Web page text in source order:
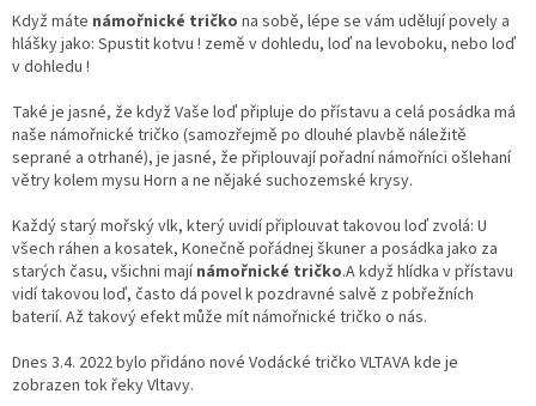
Když máte námořnické tričko na sobě, lépe se vám udělují povely a
hlášky jako: Spustit kotvu ! země v dohledu, loď na levoboku, nebo loď
v dohledu !
Také je jasné, že když Vaše loď připluje do přístavu a celá posádka má
naše námořnické tričko (samozřejmě po dlouhé plavbě náležitě
seprané a otrhané), je jasné, že připlouvají pořadní námořníci ošlehaní
větry kolem mysu Horn a ne nějaké suchozemské krysy.
Každý starý mořský vlk, který uvidí připlouvat takovou loď zvolá: U
všech ráhen a kosatek, Konečně pořádnej škuner a posádka jako za
starých času, všichni mají námořnické tričko.A když hlídka v přístavu
vidí takovou loď, často dá povel k pozdravné salvě z pobřežních
baterií. Až takový efekt může mít námořnické tričko o nás.
Dnes 3.4. 2022 bylo přidáno nové Vodácké tričko VLTAVA kde je
zobrazen tok řeky Vltavy.